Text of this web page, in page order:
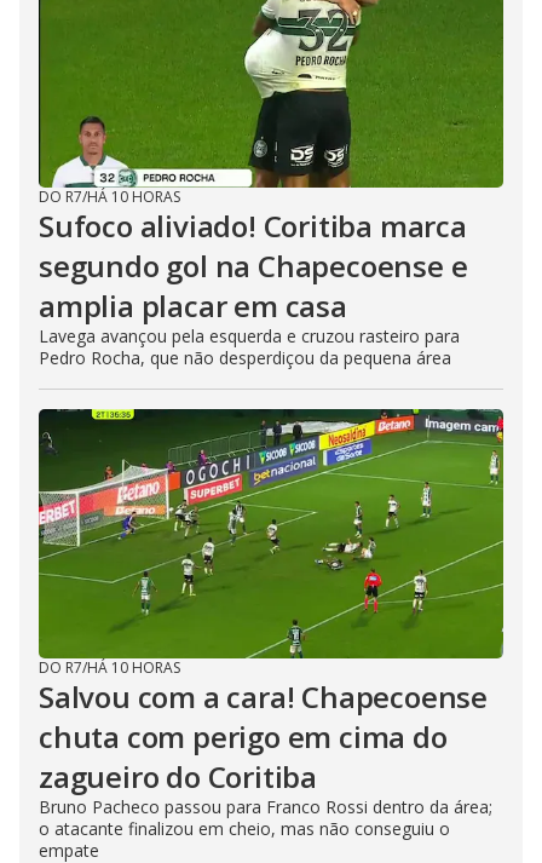
DO R7/HÁ 10 HORAS
Sufoco aliviado! Coritiba marca
segundo gol na Chapecoense e
amplia placar em casa
Lavega avançou pela esquerda e cruzou rasteiro para
Pedro Rocha, que não desperdiçou da pequena área
DO R7/HÁ 10 HORAS
Salvou com a cara! Chapecoense
chuta com perigo em cima do
zagueiro do Coritiba
Bruno Pacheco passou para Franco Rossi dentro da área;
o atacante finalizou em cheio, mas não conseguiu o
empate